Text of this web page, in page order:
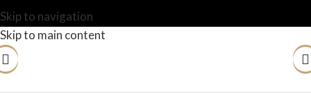
Skip to navigation
Skip to main content